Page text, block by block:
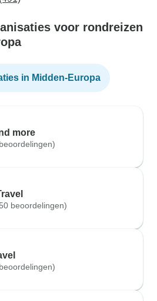
voor rondreizen
in Midden-Europa
more
beoordelingen)